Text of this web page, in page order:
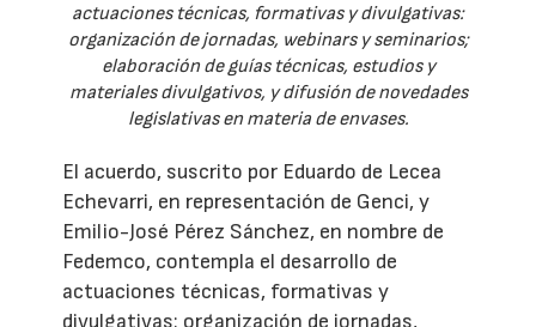
actuaciones técnicas, formativas y divulgativas:
organización de jornadas, webinars y seminarios;
elaboración de guías técnicas, estudios y
materiales divulgativos, y difusión de novedades
legislativas en materia de envases.
El acuerdo, suscrito por Eduardo de Lecea
Echevarri, en representación de Genci, y
Emilio-José Pérez Sánchez, en nombre de
Fedemco, contempla el desarrollo de
actuaciones técnicas, formativas y
divulgativas: organización de jornadas,